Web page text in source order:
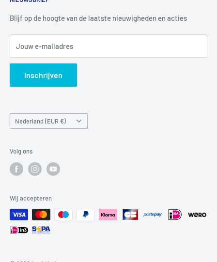
Tel:+31 6 345 30 448
Mail:info@luchtbuks.com
Informatie
Privacybeleid
Retour / terugbetaling
Verzendbeleid
Search
Blijf op de hoogte van de laatste nieuwigheden en acties
Jouw e-mailadres
Inschrijven
Land/regio
Nederland (EUR €)
Volg ons
Wij accepteren